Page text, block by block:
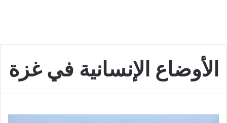
الأوضاع الإنسانية في غزة